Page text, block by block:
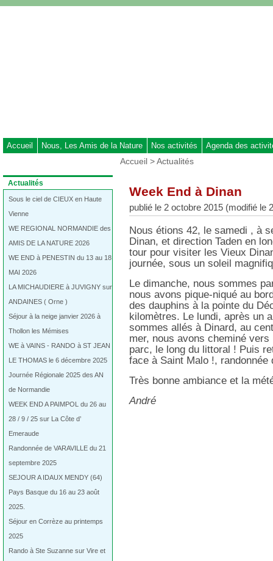
à
la
Accueil Nous, Les Amis de la Nature Nos activités Agenda des
Dans
la
rubrique
Actualités
Sous le ciel de CIEUX en Haute
Vienne
WE REGIONAL NORMANDIE des
AMIS DE LA NATURE 2026
WE END à PENESTIN du 13 au 18
MAI 2026
LA MICHAUDIERE à JUVIGNY sur
ANDAINES ( Orne )
Séjour à la neige janvier 2026 à
Thollon les Mémises
WE à VAINS - RANDO à ST JEAN
LE THOMAS le 6 décembre 2025
Journée Régionale 2025 des AN
de Normandie
WEEK END A PAIMPOL du 26 au
28 / 9 / 25 sur La Côte d’
Emeraude
Randonnée de VARAVILLE du 21
septembre 2025
SEJOUR A IDAUX MENDY (64)
Pays Basque du 16 au 23 août
2025.
Séjour en Corrèze au printemps
2025
Rando à Ste Suzanne sur Vire et
Vous
Accueil >Actualités
Week End à Dinan
publié le 2 octobre 2015 (modifié le
Nous étions 42, le samedi , à
Dinan, et direction Taden en
tour pour visiter les Vieux
journée, sous un soleil
Le dimanche, nous sommes
nous avons pique-niqué au
des dauphins à la pointe du
kilomètres. Le lundi, après un
sommes allés à Dinard, au
mer, nous avons cheminé
parc, le long du littoral ! Puis
face à Saint Malo !, randonnée
Très bonne ambiance et la
André